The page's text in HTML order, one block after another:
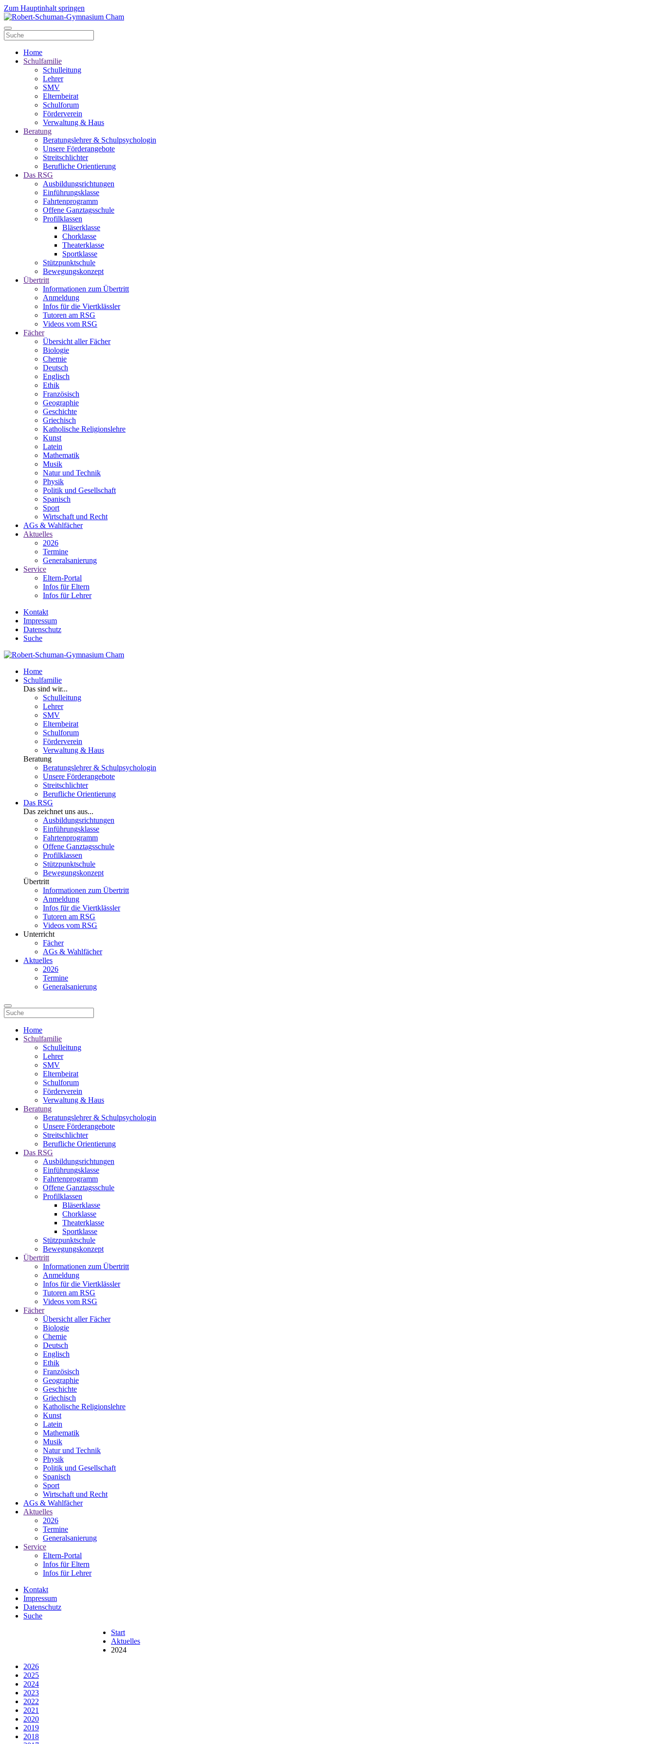
Zum Hauptinhalt springen
Home
Schulfamilie
Schulleitung
Lehrer
SMV
Elternbeirat
Schulforum
Förderverein
Verwaltung & Haus
Beratung
Beratungslehrer & Schulpsychologin
Unsere Förderangebote
Streitschlichter
Berufliche Orientierung
Das RSG
Ausbildungsrichtungen
Einführungsklasse
Fahrtenprogramm
Offene Ganztagsschule
Profilklassen
Bläserklasse
Chorklasse
Theaterklasse
Sportklasse
Stützpunktschule
Bewegungskonzept
Übertritt
Informationen zum Übertritt
Anmeldung
Infos für die Viertklässler
Tutoren am RSG
Videos vom RSG
Fächer
Übersicht aller Fächer
Biologie
Chemie
Deutsch
Englisch
Ethik
Französisch
Geographie
Geschichte
Griechisch
Katholische Religionslehre
Kunst
Latein
Mathematik
Musik
Natur und Technik
Physik
Politik und Gesellschaft
Spanisch
Sport
Wirtschaft und Recht
AGs & Wahlfächer
Aktuelles
2026
Termine
Generalsanierung
Service
Eltern-Portal
Infos für Eltern
Infos für Lehrer
Kontakt
Impressum
Datenschutz
Suche
Home
Schulfamilie
Das sind wir...
Schulleitung
Lehrer
SMV
Elternbeirat
Schulforum
Förderverein
Verwaltung & Haus
Beratung
Beratungslehrer & Schulpsychologin
Unsere Förderangebote
Streitschlichter
Berufliche Orientierung
Das RSG
Das zeichnet uns aus...
Ausbildungsrichtungen
Einführungsklasse
Fahrtenprogramm
Offene Ganztagsschule
Profilklassen
Stützpunktschule
Bewegungskonzept
Übertritt
Informationen zum Übertritt
Anmeldung
Infos für die Viertklässler
Tutoren am RSG
Videos vom RSG
Unterricht
Fächer
AGs & Wahlfächer
Aktuelles
2026
Termine
Generalsanierung
Home
Schulfamilie
Schulleitung
Lehrer
SMV
Elternbeirat
Schulforum
Förderverein
Verwaltung & Haus
Beratung
Beratungslehrer & Schulpsychologin
Unsere Förderangebote
Streitschlichter
Berufliche Orientierung
Das RSG
Ausbildungsrichtungen
Einführungsklasse
Fahrtenprogramm
Offene Ganztagsschule
Profilklassen
Bläserklasse
Chorklasse
Theaterklasse
Sportklasse
Stützpunktschule
Bewegungskonzept
Übertritt
Informationen zum Übertritt
Anmeldung
Infos für die Viertklässler
Tutoren am RSG
Videos vom RSG
Fächer
Übersicht aller Fächer
Biologie
Chemie
Deutsch
Englisch
Ethik
Französisch
Geographie
Geschichte
Griechisch
Katholische Religionslehre
Kunst
Latein
Mathematik
Musik
Natur und Technik
Physik
Politik und Gesellschaft
Spanisch
Sport
Wirtschaft und Recht
AGs & Wahlfächer
Aktuelles
2026
Termine
Generalsanierung
Service
Eltern-Portal
Infos für Eltern
Infos für Lehrer
Kontakt
Impressum
Datenschutz
Suche
Start
Aktuelles
2024
2026
2025
2024
2023
2022
2021
2020
2019
2018